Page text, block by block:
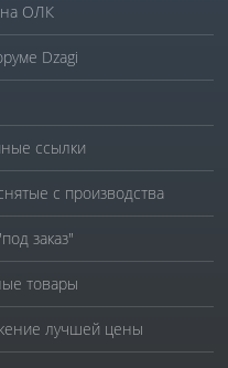
ОЛК
Dzagi
ссылки
с производства
заказ"
товары
лучшей цены